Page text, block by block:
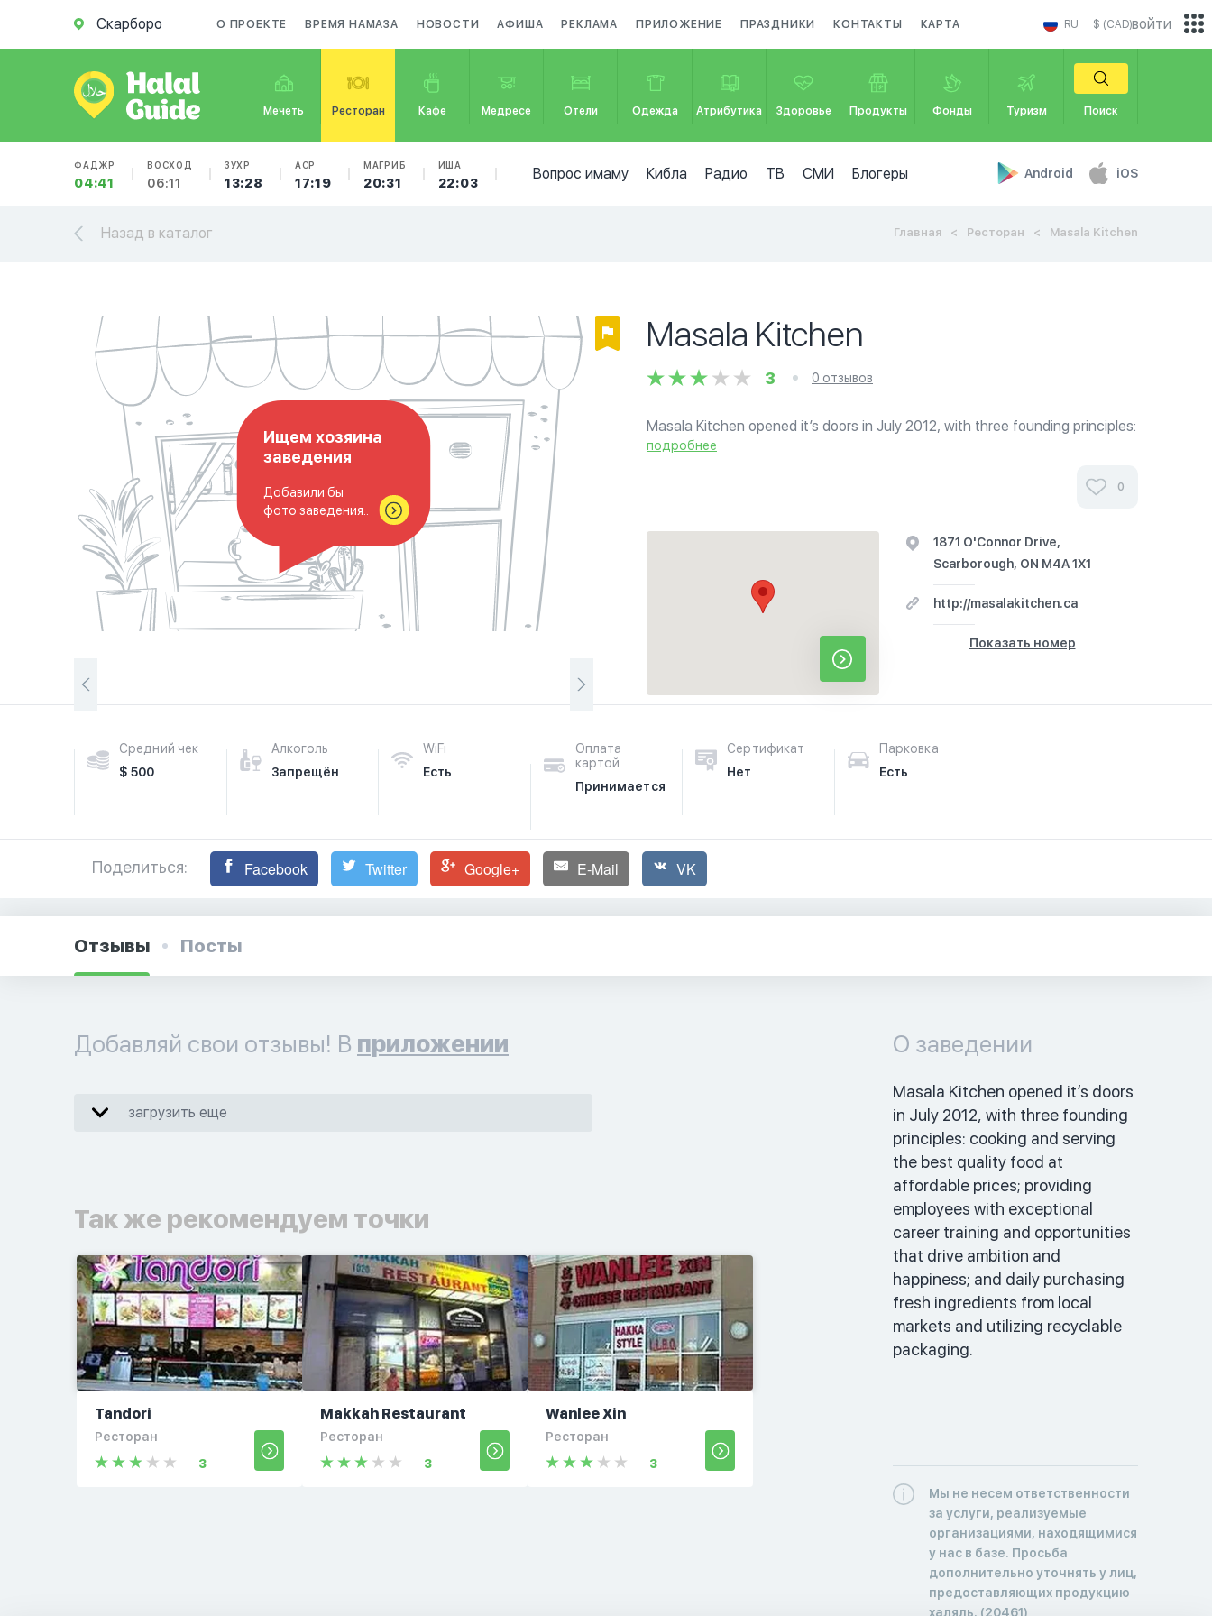
Скарборо О ПРОЕКТЕ ВРЕМЯ НАМАЗА НОВОСТИ АФИША РЕКЛАМА ПРИЛОЖЕНИЕ ПРАЗДНИКИ КОНТАКТЫ КАРТА RU $ (CAD)
Мечеть Ресторан Кафе Медресе Отели Одежда Атрибутика Здоровье Продукты Фонды Туризм Поиск
ФАДЖР
04:41
ВОСХОД
06:11
ЗУХР
13:28
АСР
17:19
МАГРИБ
20:31
ИША
22:03
Вопрос имаму Кибла Радио ТВ СМИ Блогеры Android iOS
войти
Назад в каталог Главная Ресторан Masala Kitchen
Ищем хозяина
заведения
Добавили бы
фото заведения..
Masala Kitchen
3 0 отзывов
Masala Kitchen opened it’s doors in July 2012, with three founding principles:
cooking and serving the best quality food at affordable prices; providing
подробнее
0
1871 O'Connor Drive,
Scarborough, ON M4A 1X1
http://masalakitchen.ca
Показать номер
Средний чек
$ 500
Алкоголь
Запрещён
WiFi
Есть
Оплата
картой
Принимается
Сертификат
Нет
Парковка
Есть
Поделиться: Facebook Twitter Google+ E-Mail VK
Отзывы Посты
Добавляй свои отзывы! В приложении
загрузить еще
Так же рекомендуем точки
Tandori
Ресторан
3
Makkah Restaurant
Ресторан
3
Wanlee Xin
Ресторан
3
О заведении
Masala Kitchen opened it’s doors
in July 2012, with three founding
principles: cooking and serving
the best quality food at
affordable prices; providing
employees with exceptional
career training and opportunities
that drive ambition and
happiness; and daily purchasing
fresh ingredients from local
markets and utilizing recyclable
packaging.
Мы не несем ответственности
за услуги, реализуемые
организациями, находящимися
у нас в базе. Просьба
дополнительно уточнять у лиц,
предоставляющих продукцию
халяль. (20461)